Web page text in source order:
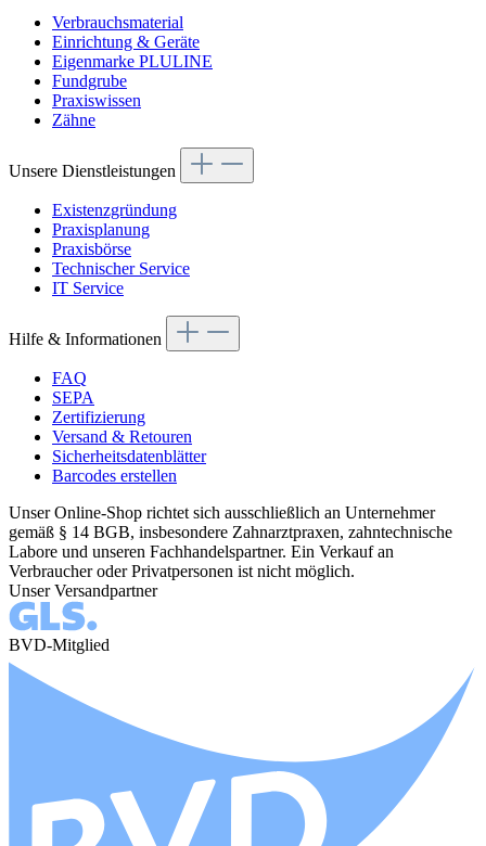
Verbrauchsmaterial
Einrichtung & Geräte
Eigenmarke PLULINE
Fundgrube
Praxiswissen
Zähne
Unsere Dienstleistungen
Existenzgründung
Praxisplanung
Praxisbörse
Technischer Service
IT Service
Hilfe & Informationen
FAQ
SEPA
Zertifizierung
Versand & Retouren
Sicherheitsdatenblätter
Barcodes erstellen
Unser Online-Shop richtet sich ausschließlich an Unternehmer
gemäß § 14 BGB, insbesondere Zahnarztpraxen, zahntechnische
Labore und unseren Fachhandelspartner. Ein Verkauf an
Verbraucher oder Privatpersonen ist nicht möglich.
Unser Versandpartner
BVD-Mitglied